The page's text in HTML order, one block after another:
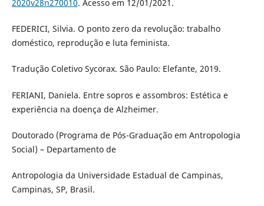
2020v28n270010. Acesso em 12/01/2021.
FEDERICI, Silvia. O ponto zero da revolução: trabalho
doméstico, reprodução e luta feminista.
Tradução Coletivo Sycorax. São Paulo: Elefante, 2019.
FERIANI, Daniela. Entre sopros e assombros: Estética e
experiência na doença de Alzheimer.
Doutorado (Programa de Pós-Graduação em Antropologia
Social) – Departamento de
Antropologia da Universidade Estadual de Campinas,
Campinas, SP, Brasil.